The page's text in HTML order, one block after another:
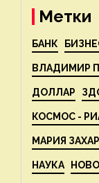
Метки
БАНК
ВЛАДИМИР
ДОЛЛАР
КОСМОС -
МАРИЯ
НАУКА